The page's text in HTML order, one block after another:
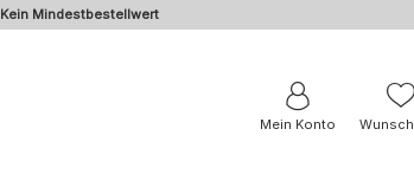
Kein Mindestbestellwert
Mein Konto